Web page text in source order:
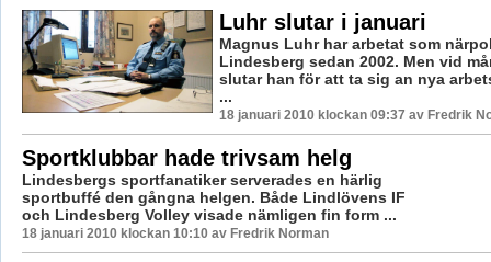
Luhr slutar i januari
Magnus Luhr har arbetat som
Lindesberg sedan 2002. Men vid
slutar han för att ta sig an nya
...
18 januari 2010 klockan 09:37 av Fredrik
Sportklubbar hade trivsam helg
Lindesbergs sportfanatiker serverades en härlig
sportbuffé den gångna helgen. Både Lindlövens IF
och Lindesberg Volley visade nämligen fin form ...
18 januari 2010 klockan 10:10 av Fredrik Norman